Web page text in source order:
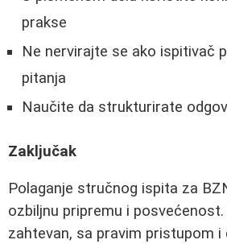
prakse
Ne nervirajte se ako ispitivač
pitanja
Naučite da strukturirate
Zaključak
Polaganje stručnog ispita za
ozbiljnu pripremu i
zahtevan, sa pravim pristupom i